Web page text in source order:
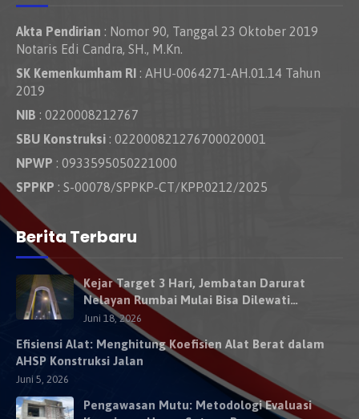
Akta Pendirian : Nomor 90, Tanggal 23 Oktober 2019
Notaris Edi Candra, SH., M.Kn.
SK Kemenkumham RI : AHU-0064271-AH.01.14 Tahun
2019
NIB : 0220008212767
SBU Konstruksi : 022000821276700020001
NPWP : 0933595050221000
SPPKP : S-00078/SPPKP-CT/KPP.0212/2025
Berita Terbaru
Kejar Target 3 Hari, Jembatan Darurat
Nelayan Rumbai Mulai Bisa Dilewati
Kendaraan Besok
Juni 18, 2026
Efisiensi Alat: Menghitung Koefisien Alat Berat dalam
AHSP Konstruksi Jalan
Juni 5, 2026
Pengawasan Mutu: Metodologi Evaluasi